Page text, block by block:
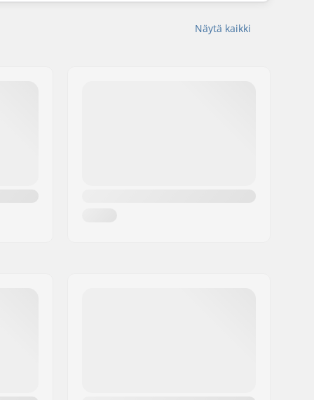
Näytä kaikki